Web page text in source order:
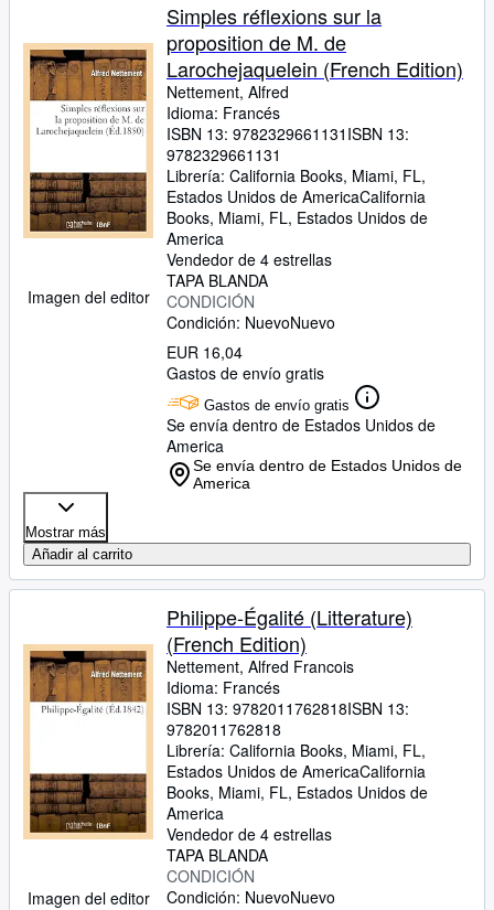
Imagen del editor
Simples réflexions sur la
proposition de M. de
Larochejaquelein (French Edition)
Nettement, Alfred
Idioma: Francés
ISBN 13: 9782329661131 ISBN 13:
9782329661131
Librería: California Books, Miami, FL,
Estados Unidos de AmericaCalifornia
Books, Miami, FL, Estados Unidos de
America
Vendedor de 4 estrellas
TAPA BLANDA
CONDICIÓN
Condición: NuevoNuevo
EUR 16,04
Gastos de envío gratis
Gastos de envío gratis
Se envía dentro de Estados Unidos de
America
Se envía dentro de Estados Unidos de
America
Mostrar más
Añadir al carrito
Imagen del editor
Philippe-Égalité (Litterature)
(French Edition)
Nettement, Alfred Francois
Idioma: Francés
ISBN 13: 9782011762818ISBN 13:
9782011762818
Librería: California Books, Miami, FL,
Estados Unidos de AmericaCalifornia
Books, Miami, FL, Estados Unidos de
America
Vendedor de 4 estrellas
TAPA BLANDA
CONDICIÓN
Condición: NuevoNuevo